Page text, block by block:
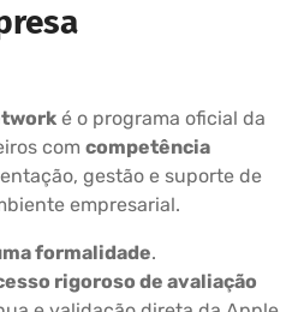
é o programa oficial da
com competência
gestão e suporte de
empresarial.
formalidade.
rigoroso de avaliação